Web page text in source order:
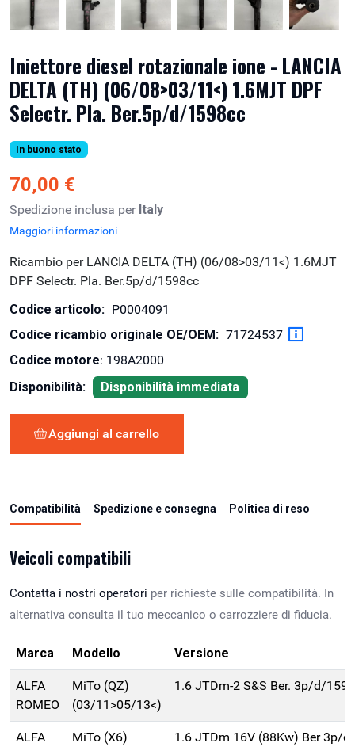
Iniettore diesel rotazionale ione - LANCIA
DELTA (TH) (06/08>03/11<) 1.6MJT DPF
Selectr. Pla. Ber.5p/d/1598cc
In buono stato
70,00 €
Spedizione inclusa per Italy
Maggiori informazioni
Ricambio per LANCIA DELTA (TH) (06/08>03/11<) 1.6MJT
DPF Selectr. Pla. Ber.5p/d/1598cc
Codice articolo: P0004091
Codice ricambio originale OE/OEM: 71724537
Codice motore: 198A2000
Disponibilità:
Disponibilità immediata
Aggiungi al carrello
Compatibilità Spedizione e consegna Politica di reso
Veicoli compatibili
Contatta i nostri operatori per richieste sulle compatibilità. In
alternativa consulta il tuo meccanico o carrozziere di fiducia.
Marca Modello Versione
ALFA
ROMEO
MiTo (QZ)
(03/11>05/13<)
1.6 JTDm-2 S&S Ber. 3p/d/
ALFA
MiTo (X6)
1.6 JTDm 16V (88Kw) Ber 3p/